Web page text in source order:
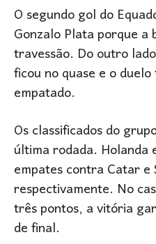
O segundo gol do
Gonzalo Plata porque
travessão. Do outro
ficou no quase e o
empatado.
Os classificados do
última rodada.
empates contra Catar e
respectivamente. No
três pontos, a vitória
de final.